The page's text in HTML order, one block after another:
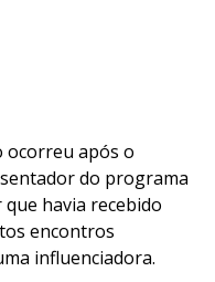
ocorreu após o
do programa
havia recebido
encontros
influenciadora.